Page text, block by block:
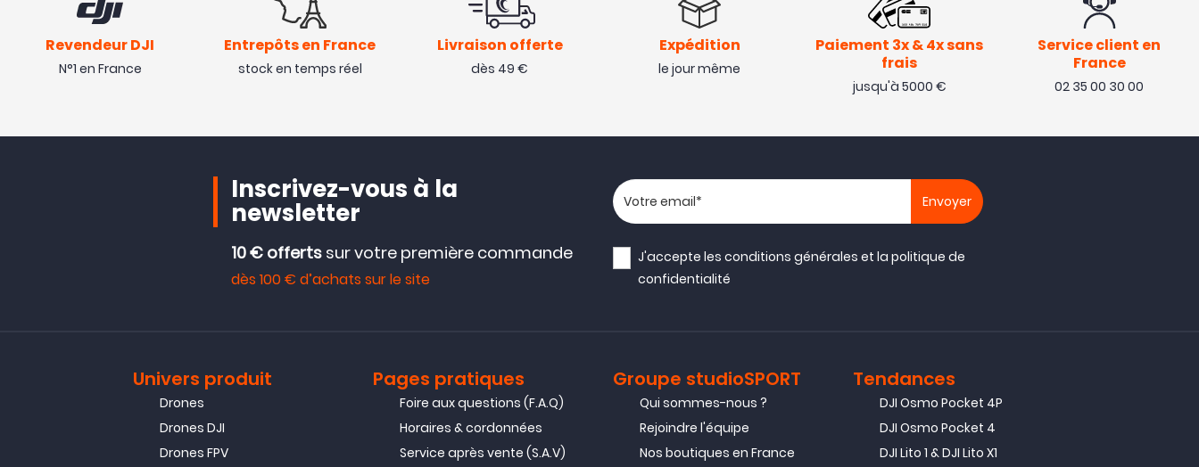
Revendeur DJI
N°1 en France
Entrepôts en France
stock en temps réel
Livraison offerte
dès 49 €
Expédition
le jour même
Paiement 3x & 4x sans
frais
jusqu'à 5000 €
Service client en
France
02 35 00 30 00
Inscrivez-vous à la
newsletter
10 € offerts sur votre première commande
dès 100 € d’achats sur le site
Votre adresse email
J'accepte lesconditions générales et lapolitique de
confidentialité
Univers produit
Drones
Drones DJI
Drones FPV
Pages pratiques
Foire aux questions (F.A.Q)
Horaires & cordonnées
Service après vente (S.A.V)
Groupe studioSPORT
Qui sommes-nous ?
Rejoindre l'équipe
Nos boutiques en France
Tendances
DJI Osmo Pocket 4P
DJI Osmo Pocket 4
DJI Lito 1 & DJI Lito X1